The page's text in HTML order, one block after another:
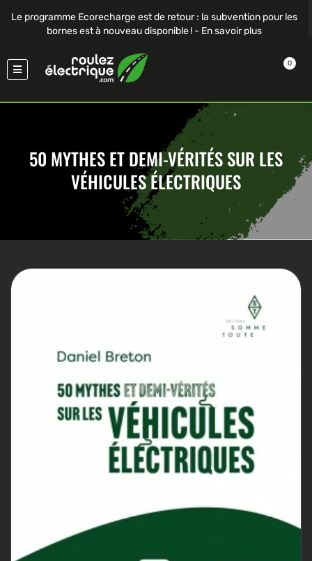
Le programme Ecorecharge est de retour : la subvention pour les
bornes est à nouveau disponible ! - En savoir plus
0
50 MYTHES ET DEMI-VÉRITÉS SUR LES
VÉHICULES ÉLECTRIQUES